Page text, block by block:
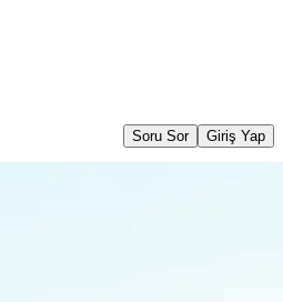
Soru Sor Giriş Yap